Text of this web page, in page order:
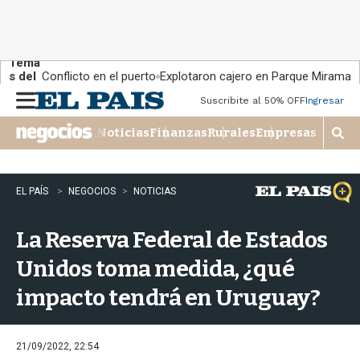
Tema
s del
día:
Conflicto en el puerto Explotaron cajero en Parque Miramar
n
u
Suscribite al 50% OFFIngresar
NoticiasFinanzasRuralesEmpresas
M
o
s
t
r
EL PAÍS NEGOCIOS NOTICIAS
La Reserva Federal de Estados
Unidos toma medida, ¿qué
impacto tendrá en Uruguay?
21/09/2022, 22:54